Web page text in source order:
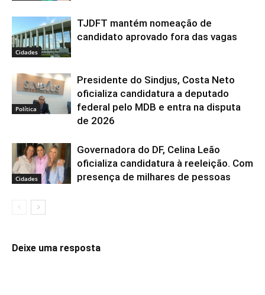
Cidades
TJDFT mantém nomeação de
candidato aprovado fora das vagas
Política
Presidente do Sindjus, Costa Neto
oficializa candidatura a deputado
federal pelo MDB e entra na disputa
de 2026
Cidades
Governadora do DF, Celina Leão
oficializa candidatura à reeleição. Com
presença de milhares de pessoas
Deixe uma resposta